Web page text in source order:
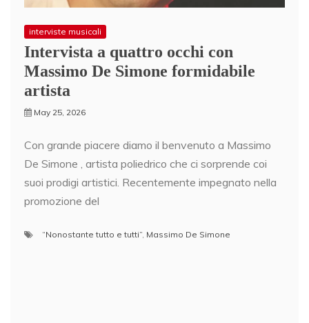
interviste musicali
Intervista a quattro occhi con
Massimo De Simone formidabile
artista
May 25, 2026
Con grande piacere diamo il benvenuto a Massimo
De Simone , artista poliedrico che ci sorprende coi
suoi prodigi artistici. Recentemente impegnato nella
promozione del
“Nonostante tutto e tutti” Massimo De Simone